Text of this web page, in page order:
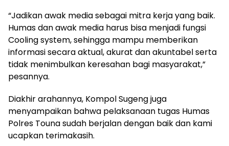
“Jadikan awak media sebagai mitra kerja yang baik.
Humas dan awak media harus bisa menjadi fungsi
Cooling system, sehingga mampu memberikan
informasi secara aktual, akurat dan akuntabel serta
tidak menimbulkan keresahan bagi masyarakat,”
pesannya.
Diakhir arahannya, Kompol Sugeng juga
menyampaikan bahwa pelaksanaan tugas Humas
Polres Touna sudah berjalan dengan baik dan kami
ucapkan terimakasih.